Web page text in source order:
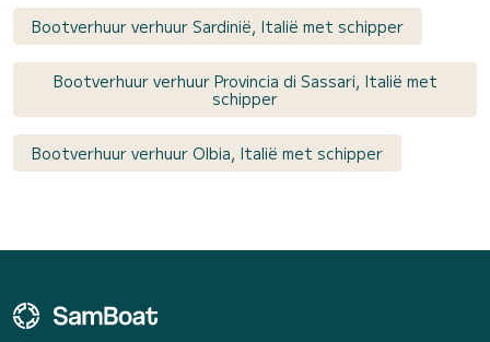
Bootverhuur verhuur Sardinië, Italië met schipper
Bootverhuur verhuur Provincia di Sassari, Italië met
schipper
Bootverhuur verhuur Olbia, Italië met schipper